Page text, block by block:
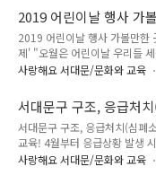
권 발행을 우선 시행하고 향후
일리지 및 승용차마일리지 우수..
영장이 많은 인기를 모아 올해
좌어린이공원'을 추가했습니다.
① 독립문어린이공원(천연동)
앙소공원(홍은1동) ④ 가재울
린이공원(남가좌2동) ⑥ 나비울
료로 이용할 수 있습니다. 풀장
이 0.7m 크기입니다...
2019 어린이날 행사 가
구 어린이축제'
2019 어린이날 행사 가볼만한
제' "오월은 어린이날 우리들
서 즐기는 신나는 어린이축제
들어 보세요! 제12회 서대문
4.(토) 10:00 ~ 17:00 ● 장 소 :
● 주최 및 후원 : (사)서울청소
의 : 서대문구청 아동청소년
이축제 프로그램 소개 ○ 신나
사랑해요 서대문/문화와 교육
서대문구 구조, 응급처
격기 사용법) 교육!
서대문구 구조, 응급처치(심폐
교육! 4월부터 응급상황 발생
율 향상 등 구민의 생명과 건강
사랑해요 서대문/문화와 교육